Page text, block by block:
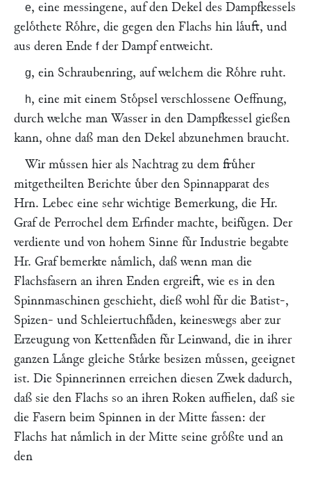
e, eine messingene, auf den Dekel des Dampfkessels
geloͤthete Roͤhre, die gegen den Flachs hin laͤuft, und
aus deren Ende fder Dampf entweicht.
g, ein Schraubenring, auf welchem die Roͤhre ruht.
h, eine mit einem Stoͤpsel verschlossene Oeffnung,
durch welche man Wasser in den Dampfkessel gießen
kann, ohne daß man den Dekel abzunehmen braucht.
Wir muͤssen hier als Nachtrag zu dem fruͤher
mitgetheilten Berichte uͤber den Spinnapparat des
Hrn. Lebec eine sehr wichtige Bemerkung, die Hr.
Grafde Perrochel dem Erfinder machte, beifuͤgen. Der
verdiente und von hohem Sinne fuͤr Industrie begabte
Hr. Graf bemerkte naͤmlich, daß wenn man die
Flachsfasern an ihren Enden ergreift, wie es in den
Spinnmaschinen geschieht, dieß wohl fuͤr die Batist-,
Spizen- und Schleiertuchfaͤden, keineswegs aber zur
Erzeugung von Kettenfaͤden fuͤr Leinwand, die in ihrer
ganzen Laͤnge gleiche Staͤrke besizen muͤssen, geeignet
ist. Die Spinnerinnen erreichen diesen Zwek dadurch,
daß sie den Flachs so an ihren Roken auffielen, daß sie
die Fasern beim Spinnen in der Mitte fassen: der
Flachs hat naͤmlich in der Mitte seine groͤßte und an
den